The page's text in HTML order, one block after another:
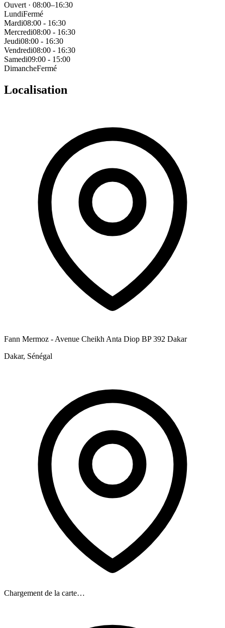
Ouvert · 08:00–16:30
LundiFermé
Mardi08:00 - 16:30
Mercredi08:00 - 16:30
Jeudi08:00 - 16:30
Vendredi08:00 - 16:30
Samedi09:00 - 15:00
DimancheFermé
Localisation
Fann Mermoz - Avenue Cheikh Anta Diop BP 392 Dakar
Dakar, Sénégal
Chargement de la carte…